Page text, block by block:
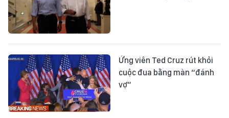
Ứng viên Ted Cruz rút khỏi
cuộc đua bằng màn “đánh
vợ”